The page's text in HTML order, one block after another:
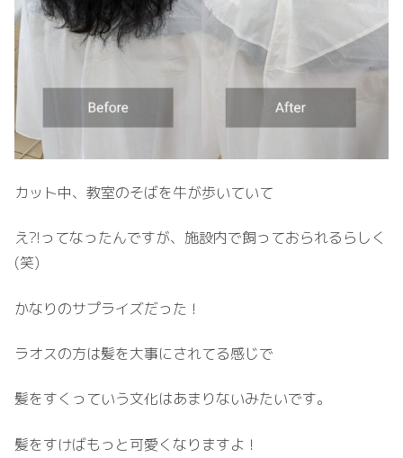
カット中、教室のそばを牛が歩いていて
え?!ってなったんですが、施設内で飼っておられるらしく
(笑)
かなりのサプライズだった！
ラオスの方は髪を大事にされてる感じで
髪をすくっていう文化はあまりないみたいです。
髪をすけばもっと可愛くなりますよ！